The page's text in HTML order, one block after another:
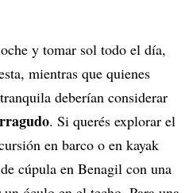
y tomar sol todo el día,
mientras que quienes
deberían considerar
. Si querés explorar el
en barco o en kayak
cúpula en Benagil con una